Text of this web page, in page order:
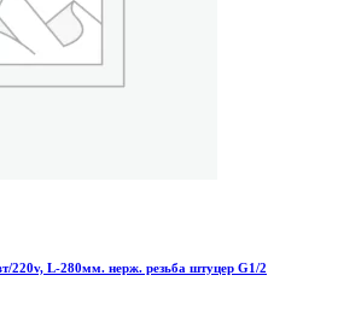
220v, L-280мм. нерж. резьба штуцер G1/2